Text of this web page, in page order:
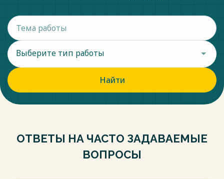
Выберите тип работы
Найти
ОТВЕТЫ НА ЧАСТО ЗАДАВАЕМЫЕ
ВОПРОСЫ